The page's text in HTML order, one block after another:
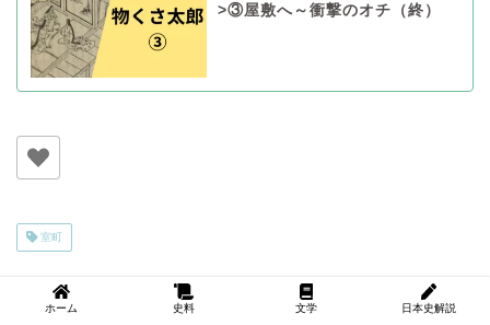
>③屋敷へ～衝撃のオチ（終）
室町
ホーム 史料 文学 日本史解説